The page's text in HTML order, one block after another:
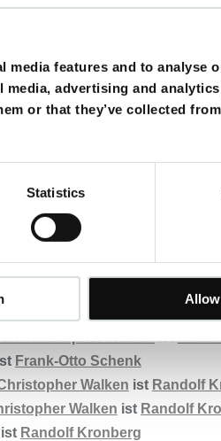
media features and to analyse
advertising and
or that they’ve collected
Statistics
Walkenist Joachim
istBodo Wolf
Frank Glaubrecht
von Christopher Walken
Walkenist
Michael Christian
WalkenistThomas
Frank-Otto Schenk
Walken ist Randolf
Walken ist Randolf
ist Randolf Kronberg